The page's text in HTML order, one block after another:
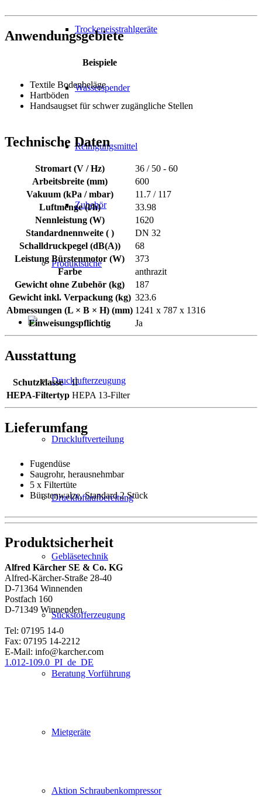
Trockeneisstrahlgeräte
Wasserspender
Reinigungsmittel
Zubehör
Produktsuche
Drucklufterzeugung
Druckluftverteilung
Druckluftaufbereitung
Gebläsetechnik
Stickstofferzeugung
Beratung Vorführung
Mietgeräte
Aktion Schraubenkompressor
Anwendungsgebiete
Beispiele
Textile Bodenbeläge
Hartböden
Handsaugset für schwer zugängliche Stellen
Technische Daten
Stromart (V / Hz)
36 / 50 - 60
Arbeitsbreite (mm)
600
Vakuum (kPa / mbar)
11.7 / 117
Luftmenge (l/h)
33.98
Nennleistung (W)
1620
Standardnennweite ( )
DN 32
Schalldruckpegel (dB(A))
68
Leistung Bürstenmotor (W)
373
Farbe
anthrazit
Gewicht ohne Zubehör (kg)
187
Gewicht inkl. Verpackung (kg) 323.6
Abmessungen (L × B × H) (mm) 1241 x 787 x 1316
Einweisungspflichtig
Ja
Ausstattung
Schutzklasse
II
HEPA-Filtertyp HEPA 13-Filter
Lieferumfang
Fugendüse
Saugrohr, herausnehmbar
5 x Filtertüte
Bürstenwalze, Standard 2 Stück
Produktsicherheit
Alfred Kärcher SE & Co. KG
Alfred-Kärcher-Straße 28-40
D-71364 Winnenden
Postfach 160
D-71349 Winnenden
Tel: 07195 14-0
Fax: 07195 14-2212
E-Mail: info@karcher.com
1.012-109.0_PI_de_DE